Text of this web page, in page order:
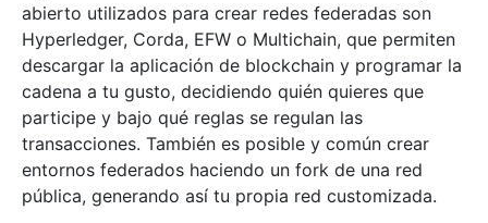
abierto utilizados para crear redes federadas son
Hyperledger, Corda, EFW o Multichain, que permiten
descargar la aplicación de blockchain y programar la
cadena a tu gusto, decidiendo quién quieres que
participe y bajo qué reglas se regulan las
transacciones. También es posible y común crear
entornos federados haciendo un fork de una red
pública, generando así tu propia red customizada.